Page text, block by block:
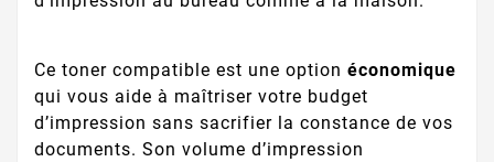
Ce toner compatible est une option économique
qui vous aide à maîtriser votre budget
d’impression sans sacrifier la constance de vos
documents. Son volume d’impression